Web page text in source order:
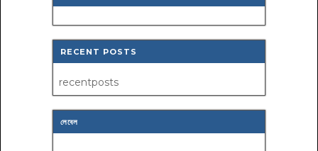
RECENT POSTS
recentposts
লেবেল